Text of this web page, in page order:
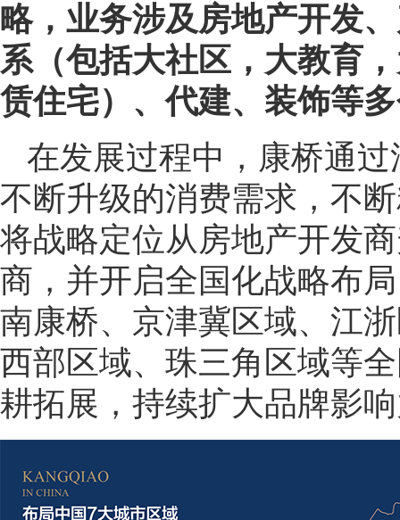
略，业务涉及房地产开发
系（包括大社区，大教育
赁住宅）、代建、装饰等
在发展过程中，康桥通
不断升级的消费需求，不
将战略定位从房地产开发
商，并开启全国化战略布
南康桥、京津冀区域、江
西部区域、珠三角区域等
耕拓展，持续扩大品牌影